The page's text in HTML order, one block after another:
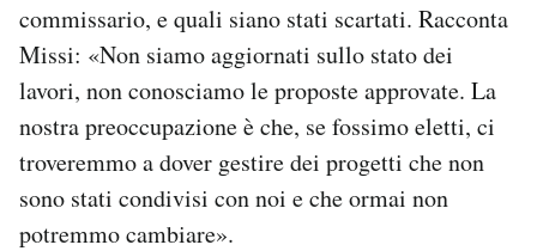
commissario, e quali siano stati scartati. Racconta
Missi: «Non siamo aggiornati sullo stato dei
lavori, non conosciamo le proposte approvate. La
nostra preoccupazione è che, se fossimo eletti, ci
troveremmo a dover gestire dei progetti che non
sono stati condivisi con noi e che ormai non
potremmo cambiare».